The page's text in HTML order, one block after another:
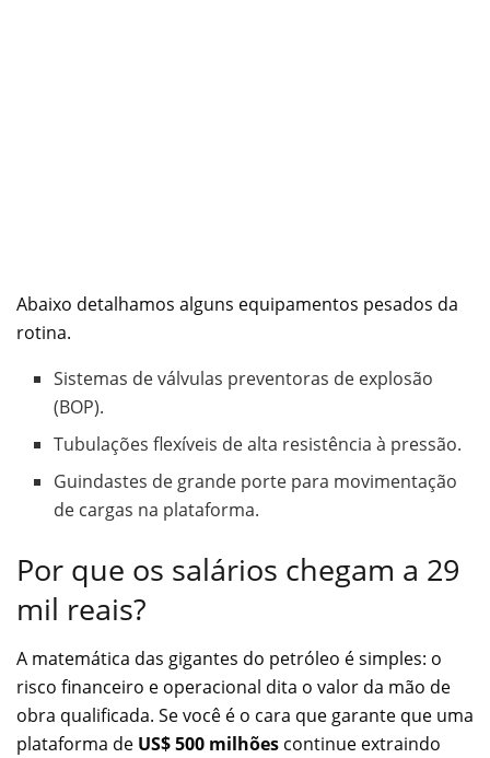
Abaixo detalhamos alguns equipamentos pesados da
rotina.
Sistemas de válvulas preventoras de explosão
(BOP).
Tubulações flexíveis de alta resistência à pressão.
Guindastes de grande porte para movimentação
de cargas na plataforma.
Por que os salários chegam a 29
mil reais?
A matemática das gigantes do petróleo é simples: o
risco financeiro e operacional dita o valor da mão de
obra qualificada. Se você é o cara que garante que uma
plataforma de US$ 500 milhões continue extraindo